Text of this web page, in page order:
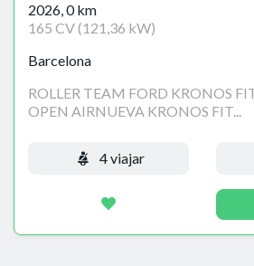
2026, 0 km
165 CV (121,36 kW)
Barcelona
ROLLER TEAM FORD KRONOS
OPEN AIRNUEVA KRONOS FIT...
4 viajar